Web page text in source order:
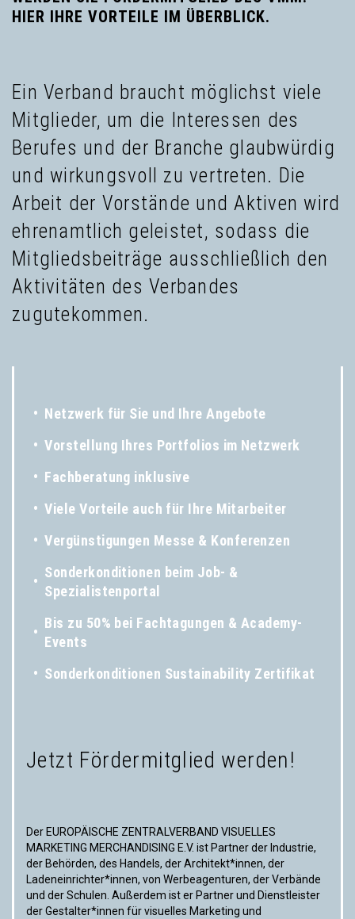
HIER IHRE VORTEILE IM ÜBERBLICK.
Ein Verband braucht möglichst viele
Mitglieder, um die Interessen des
Berufes und der Branche glaubwürdig
und wirkungsvoll zu vertreten. Die
Arbeit der Vorstände und Aktiven wird
ehrenamtlich geleistet, sodass die
Mitgliedsbeiträge ausschließlich den
Aktivitäten des Verbandes
zugutekommen.
• Netzwerk für Sie und Ihre Angebote
• Vorstellung Ihres Portfolios im Netzwerk
• Fachberatung inklusive
• Viele Vorteile auch für Ihre Mitarbeiter
• Vergünstigungen Messe & Konferenzen
•
Sonderkonditionen beim Job- &
Spezialistenportal
•
Bis zu 50% bei Fachtagungen & Academy-
Events
• Sonderkonditionen Sustainability Zertifikat
Jetzt Fördermitglied werden!
Der EUROPÄISCHE ZENTRALVERBAND VISUELLES
MARKETING MERCHANDISING E.V. ist Partner der Industrie,
der Behörden, des Handels, der Architekt*innen, der
Ladeneinrichter*innen, von Werbeagenturen, der Verbände
und der Schulen. Außerdem ist er Partner und Dienstleister
der Gestalter*innen für visuelles Marketing und